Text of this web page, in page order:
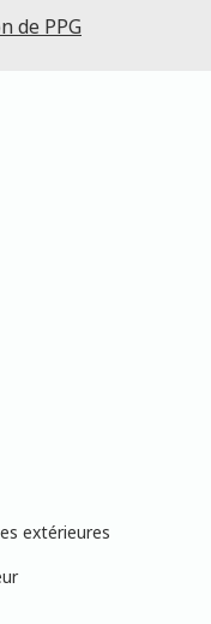
de PPG
extérieures